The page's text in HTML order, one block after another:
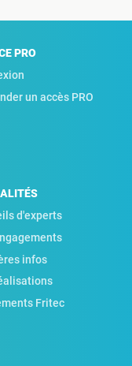
PRO
un accès PRO
d'experts
infos
Fritec